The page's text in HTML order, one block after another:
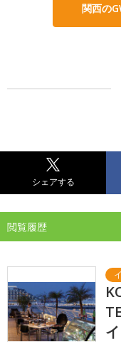
関西の
シェアする
閲覧履歴